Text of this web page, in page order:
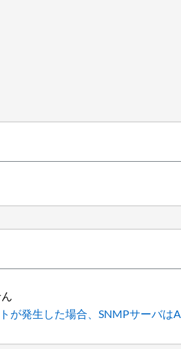
が発生した場合、SNMPサーバは